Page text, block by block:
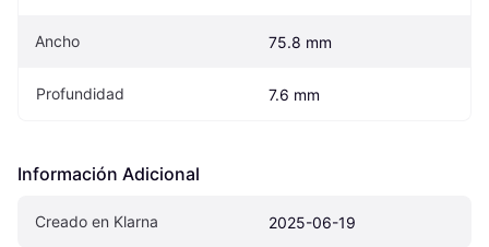
Ancho 75.8 mm
Profundidad 7.6 mm
Información Adicional
Creado en Klarna 2025-06-19